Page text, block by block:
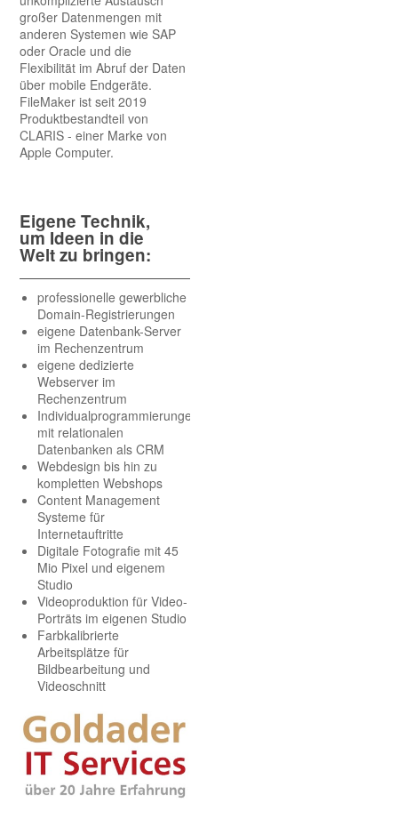
großer Datenmengen mit
anderen Systemen wie SAP
oder Oracle und die
Flexibilität im Abruf der Daten
über mobile Endgeräte.
FileMaker ist seit 2019
Produktbestandteil von
CLARIS - einer Marke von
Apple Computer.
Eigene Technik,
um Ideen in die
Welt zu bringen:
professionelle gewerbliche
Domain-Registrierungen
eigene Datenbank-Server
im Rechenzentrum
eigene dedizierte
Webserver im
Rechenzentrum
Individualprogrammierungen
mit relationalen
Datenbanken als CRM
Webdesign bis hin zu
kompletten Webshops
Content Management
Systeme für
Internetauftritte
Digitale Fotografie mit 45
Mio Pixel und eigenem
Studio
Videoproduktion für Video-
Porträts im eigenen Studio
Farbkalibrierte
Arbeitsplätze für
Bildbearbeitung und
Videoschnitt